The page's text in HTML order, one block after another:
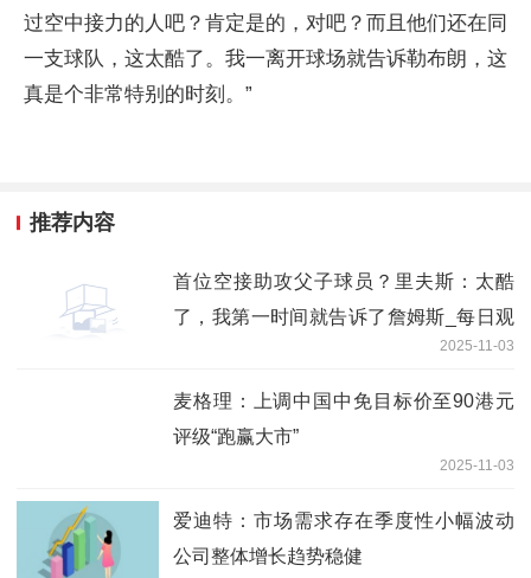
过空中接力的人吧？肯定是的，对吧？而且他们还在同
一支球队，这太酷了。我一离开球场就告诉勒布朗，这
真是个非常特别的时刻。”
推荐内容
首位空接助攻父子球员？里夫斯：太酷
了，我第一时间就告诉了詹姆斯_每日观
2025-11-03
麦格理：上调中国中免目标价至90港元
评级“跑赢大市”
2025-11-03
爱迪特：市场需求存在季度性小幅波动
公司整体增长趋势稳健